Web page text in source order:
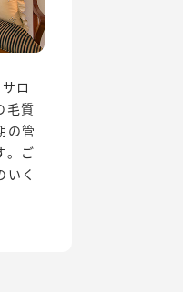
ロ
毛質
の管
。ご
く